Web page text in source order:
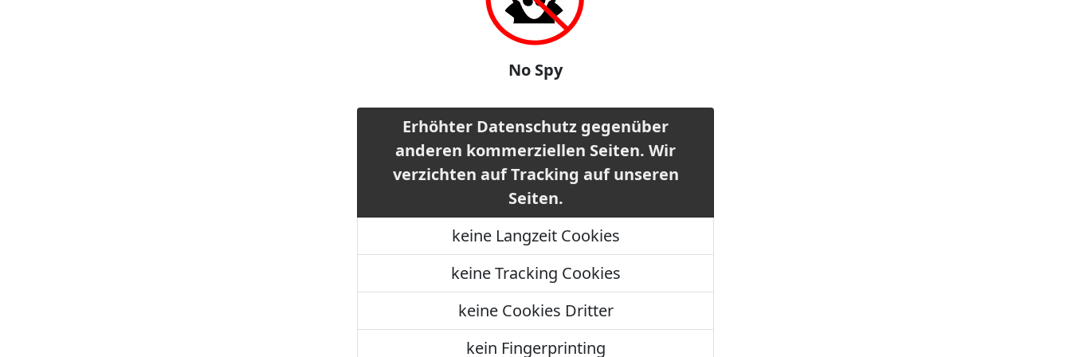
No Spy
Erhöhter Datenschutz gegenüber
anderen kommerziellen Seiten. Wir
verzichten auf Tracking auf unseren
Seiten.
keine Langzeit Cookies
keine Tracking Cookies
keine Cookies Dritter
kein Fingerprinting